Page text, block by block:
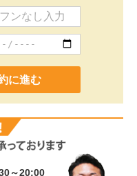
～20:00